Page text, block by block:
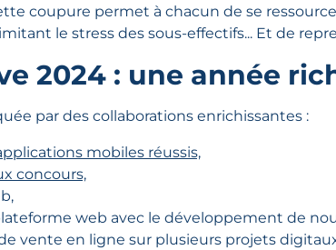
coupure permet à chacun de se
le stress des sous-effectifs... Et de
2024 : une année
par des collaborations enrichissantes :
mobiles réussis,
concours,
web avec le développement de
vente en ligne sur plusieurs projets